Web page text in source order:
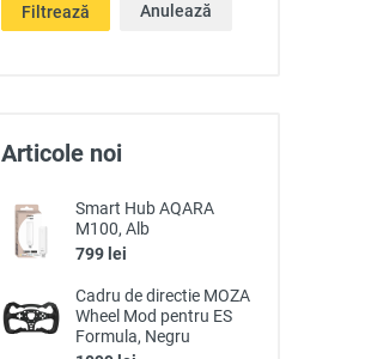
Filtrează Anulează
Articole noi
Smart Hub AQARA
M100, Alb
799 lei
Cadru de directie MOZA
Wheel Mod pentru ES
Formula, Negru